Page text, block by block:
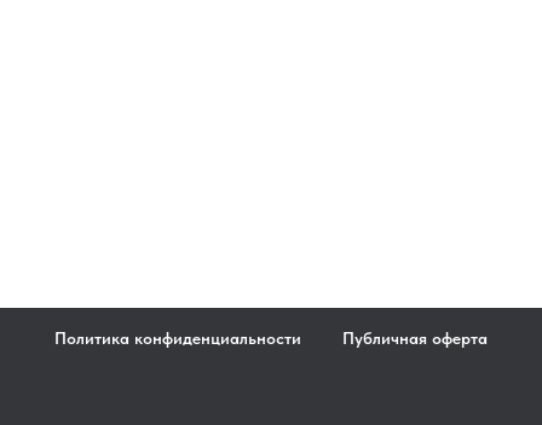
Политика конфиденциальности Публичная оферта